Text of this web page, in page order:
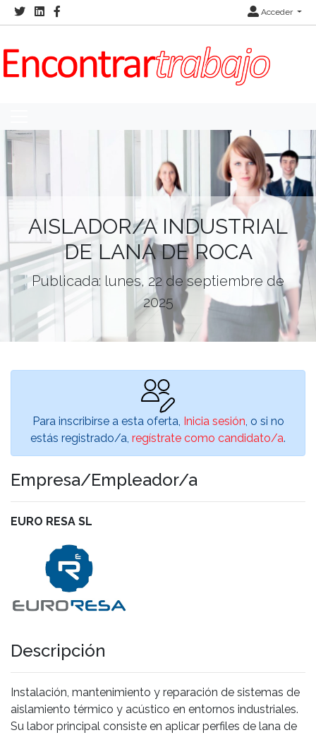
Acceder
AISLADOR/A INDUSTRIAL
DE LANA DE ROCA
Publicada: lunes, 22 de septiembre de
2025
Para inscribirse a esta oferta, Inicia sesión , o si no
estás registrado/a, regístrate como candidato/a.
Empresa/Empleador/a
EURO RESA SL
Descripción
Instalación, mantenimiento y reparación de sistemas de
aislamiento térmico y acústico en entornos industriales.
Su labor principal consiste en aplicar perfiles de lana de